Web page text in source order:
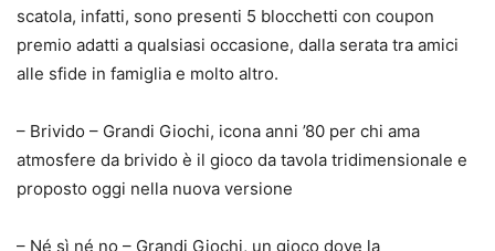
scatola, infatti, sono presenti 5 blocchetti con coupon
premio adatti a qualsiasi occasione, dalla serata tra amici
alle sfide in famiglia e molto altro.
– Brivido – Grandi Giochi, icona anni ’80 per chi ama
atmosfere da brivido è il gioco da tavola tridimensionale e
proposto oggi nella nuova versione
– Né sì né no – Grandi Giochi, un gioco dove la